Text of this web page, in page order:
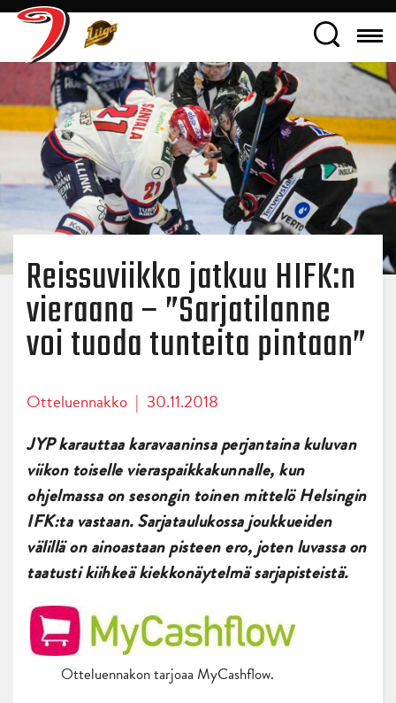
Reissuviikko jatkuu HIFK:n
vieraana – ”Sarjatilanne
voi tuoda tunteita pintaan”
Otteluennakko | 30.11.2018
JYP karauttaa karavaaninsa perjantaina kuluvan
viikon toiselle vieraspaikkakunnalle, kun
ohjelmassa on sesongin toinen mittelö Helsingin
IFK:ta vastaan. Sarjataulukossa joukkueiden
välillä on ainoastaan pisteen ero, joten luvassa on
taatusti kiihkeä kiekkonäytelmä sarjapisteistä.
Otteluennakon tarjoaa MyCashflow.